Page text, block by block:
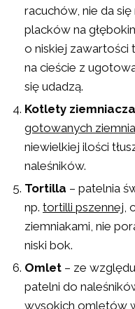
racuchów, nie da
placków na
o niskiej zawartości
na cieście z
się udadzą.
Kotlety
gotowanych
niewielkiej ilości
naleśników.
Tortilla – patelnia
np. tortilli pszennej ,
ziemniakami, nie
niski bok.
Omlet – ze
patelni do
wysokich omletów